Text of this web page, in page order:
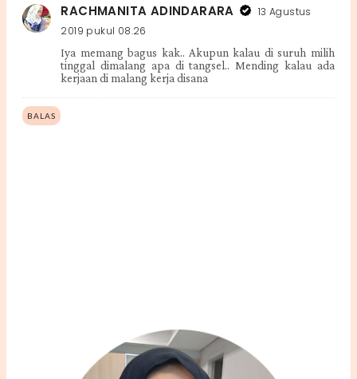
RACHMANITA ADINDARARA
13 Agustus
2019 pukul 08.26
Iya memang bagus kak.. Akupun kalau di suruh milih
tinggal dimalang apa di tangsel.. Mending kalau ada
kerjaan di malang kerja disana
BALAS